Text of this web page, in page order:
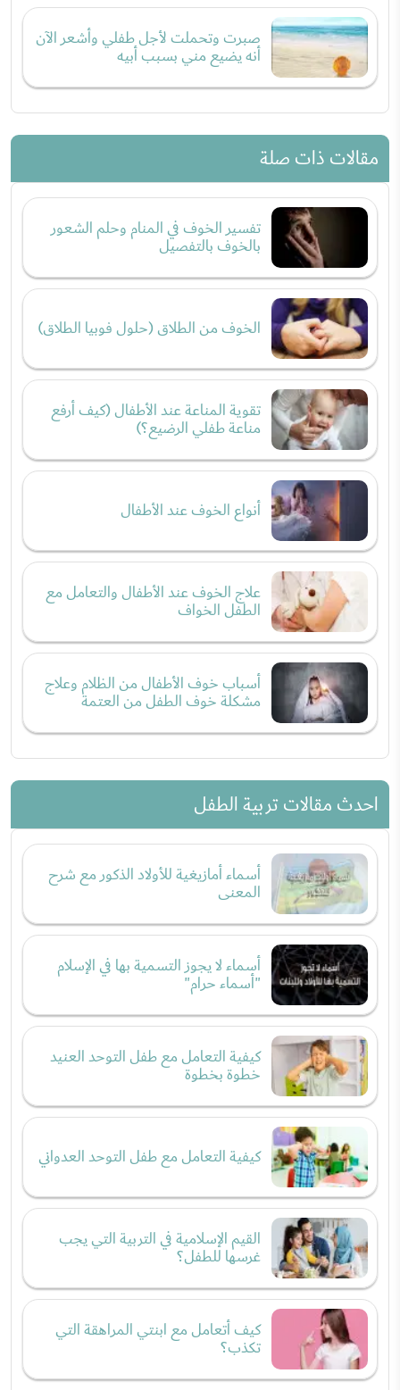
صبرت وتحملت لأجل طفلي وأشعر الآن
أنه يضيع مني بسبب أبيه
مقالات ذات صلة
تفسير الخوف في المنام وحلم الشعور
بالخوف بالتفصيل
الخوف من الطلاق (حلول فوبيا الطلاق)
تقوية المناعة عند الأطفال (كيف أرفع
مناعة طفلي الرضيع؟)
أنواع الخوف عند الأطفال
علاج الخوف عند الأطفال والتعامل مع
الطفل الخواف
أسباب خوف الأطفال من الظلام وعلاج
مشكلة خوف الطفل من العتمة
احدث مقالات تربية الطفل
أسماء أمازيغية للأولاد الذكور مع شرح
المعنى
أسماء لا يجوز التسمية بها في الإسلام
"أسماء حرام"
كيفية التعامل مع طفل التوحد العنيد
خطوة بخطوة
كيفية التعامل مع طفل التوحد العدواني
القيم الإسلامية في التربية التي يجب
غرسها للطفل؟
كيف أتعامل مع ابنتي المراهقة التي
تكذب؟